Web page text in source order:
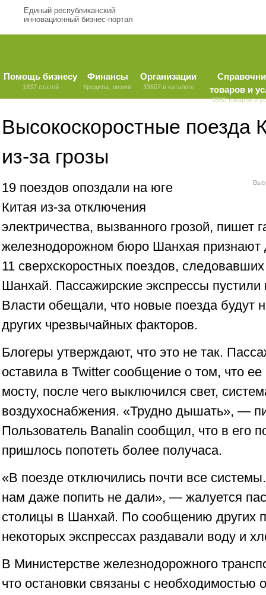
Единый республиканский
инновационный бизнес-портал
Помощь бизнесу
1837 статей
Финансы
Кредиты, лизинг
Организации
33607 в каталоге
товаров и
9580 товаров и
Высокоскоростные поезда
из-за грозы
19 поездов опоздали на юге
Китая из-за отключения
электричества, вызванного грозой, пишет
железнодорожном бюро Шанхая признают
11 сверхскоростных поездов,
Шанхай. Пассажирские экспрессы
Власти обещали, что новые поезда будут
других чрезвычайных факторов.
Блогеры утверждают, что это не так.
оставила в Twitter сообщение о том, что
мосту, после чего выключился свет,
воздухоснабжения. «Трудно дышать», —
Пользователь Banalin сообщил, что в его
пришлось попотеть более получаса.
«В поезде отключились почти все
нам даже попить не дали», — жалуется
столицы в Шанхай. По сообщению других
некоторых экспрессах раздавали воду и
В Министерстве железнодорожного
что остановки связаны с необходимостью